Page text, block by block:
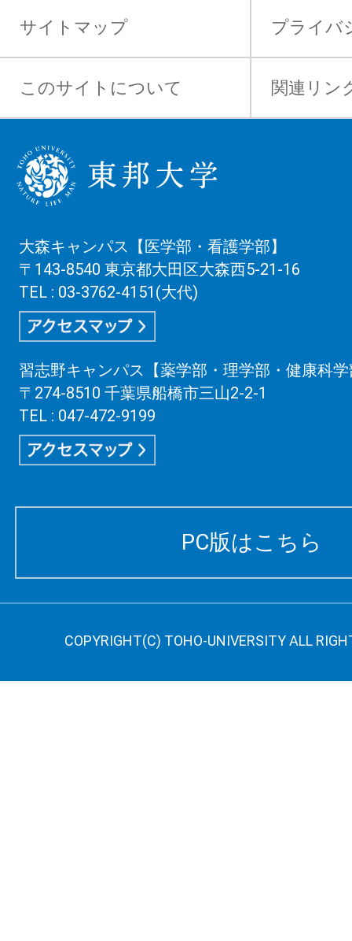
サイトマップ プライバ
このサイトについて 関連リン
大森キャンパス【医学部・看護学部】
〒143-8540 東京都大田区大森西5-21-16
TEL : 03-3762-4151(大代)
習志野キャンパス【薬学部・理学部・健康科
〒274-8510 千葉県船橋市三山2-2-1
TEL : 047-472-9199
PC版はこちら
COPYRIGHT(C) TOHO-UNIVERSITY ALL